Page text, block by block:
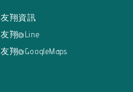
友翔資訊
友翔@Line
友翔@GoogleMaps